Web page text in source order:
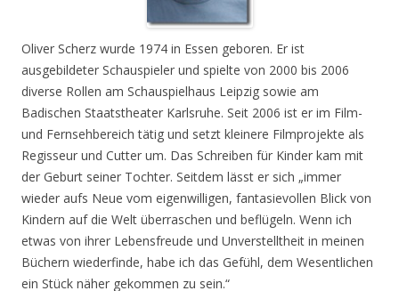
Oliver Scherz wurde 1974 in Essen geboren. Er ist
ausgebildeter Schauspieler und spielte von 2000 bis 2006
diverse Rollen am Schauspielhaus Leipzig sowie am
Badischen Staatstheater Karlsruhe. Seit 2006 ist er im Film-
und Fernsehbereich tätig und setzt kleinere Filmprojekte als
Regisseur und Cutter um. Das Schreiben für Kinder kam mit
der Geburt seiner Tochter. Seitdem lässt er sich „immer
wieder aufs Neue vom eigenwilligen, fantasievollen Blick von
Kindern auf die Welt überraschen und beflügeln. Wenn ich
etwas von ihrer Lebensfreude und Unverstelltheit in meinen
Büchern wiederfinde, habe ich das Gefühl, dem Wesentlichen
ein Stück näher gekommen zu sein.“